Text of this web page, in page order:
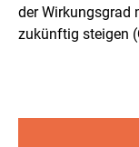
D
e
der Wirkungsgrad
zukünftig steigen